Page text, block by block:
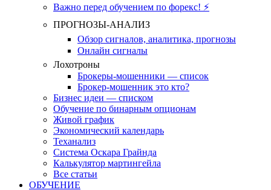
Важно перед обучением по форекс! ⚡
ПРОГНОЗЫ-АНАЛИЗ
Обзор сигналов, аналитика, прогнозы
Онлайн сигналы
Лохотроны
Брокеры-мошенники — список
Брокер-мошенник это кто?
Бизнес идеи — списком
Обучение по бинарным опционам
Живой график
Экономический календарь
Теханализ
Система Оскара Грайнда
Калькулятор мартингейла
Все статьи
ОБУЧЕНИЕ